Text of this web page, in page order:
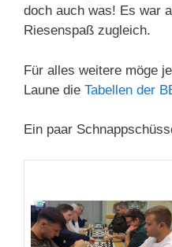
doch auch was! Es war
Riesenspaß zugleich.
Für alles weitere möge
Laune die Tabellen der
Ein paar